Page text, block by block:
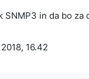
in da bo
16.42